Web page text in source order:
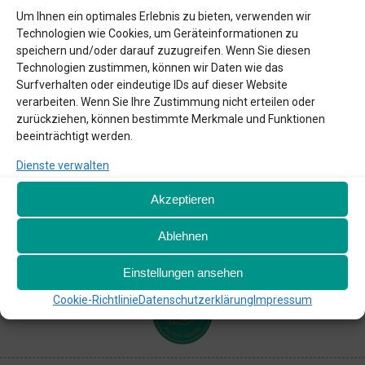
Um Ihnen ein optimales Erlebnis zu bieten, verwenden wir
Technologien wie Cookies, um Geräteinformationen zu
speichern und/oder darauf zuzugreifen. Wenn Sie diesen
Technologien zustimmen, können wir Daten wie das
Surfverhalten oder eindeutige IDs auf dieser Website
verarbeiten. Wenn Sie Ihre Zustimmung nicht erteilen oder
zurückziehen, können bestimmte Merkmale und Funktionen
beeinträchtigt werden.
Dienste verwalten
Akzeptieren
Ablehnen
Einstellungen ansehen
Cookie-RichtlinieDatenschutzerklärung Impressum
gefördert durch:
Die Gesetzlichen Krankenversicherungen